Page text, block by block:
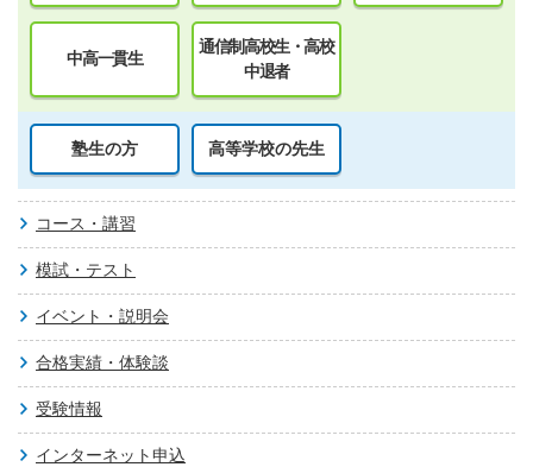
中高一貫生
通信制高校生・高校
中退者
塾生の方 高等学校の先生
コース・講習
模試・テスト
イベント・説明会
合格実績・体験談
受験情報
インターネット申込